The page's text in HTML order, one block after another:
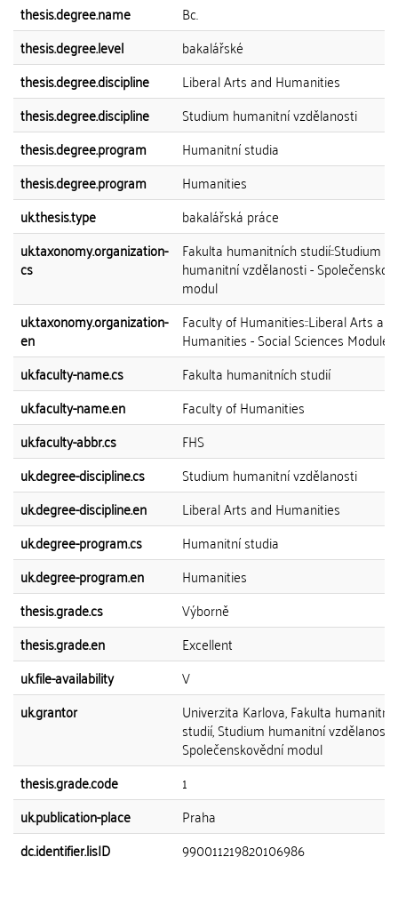
thesis.degree.name
Bc.
thesis.degree.level
bakalářské
thesis.degree.discipline
Liberal Arts and Humanities
thesis.degree.discipline
Studium humanitní vzdělanosti
thesis.degree.program
Humanitní studia
thesis.degree.program
Humanities
uk.thesis.type
bakalářská práce
uk.taxonomy.organization-
cs
Fakulta humanitních studií::Studium
humanitní vzdělanosti -
modul
uk.taxonomy.organization-
en
Faculty of Humanities::Liberal Arts and
Humanities - Social Sciences Module
uk.faculty-name.cs
Fakulta humanitních studií
uk.faculty-name.en
Faculty of Humanities
uk.faculty-abbr.cs
FHS
uk.degree-discipline.cs
Studium humanitní vzdělanosti
uk.degree-discipline.en
Liberal Arts and Humanities
uk.degree-program.cs
Humanitní studia
uk.degree-program.en
Humanities
thesis.grade.cs
Výborně
thesis.grade.en
Excellent
uk.file-availability
V
uk.grantor
Univerzita Karlova, Fakulta
studií, Studium humanitní vzdělanosti
Společenskovědní modul
thesis.grade.code
1
uk.publication-place
Praha
dc.identifier.lisID
990011219820106986